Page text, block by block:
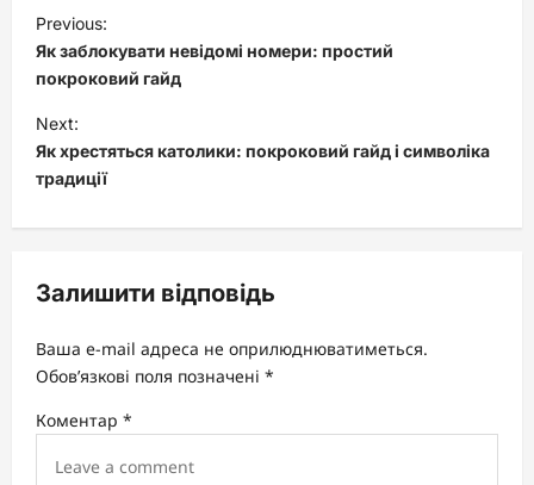
P
o
s
t
n
a
v
g
a
t
i
Previous:
Як заблокувати невідомі номери: простий
покроковий гайд
Next:
Як хрестяться католики: покроковий гайд і символіка
традиції
Залишити відповідь
Ваша e-mail адреса не оприлюднюватиметься.
Обов’язкові поля позначені *
Коментар *